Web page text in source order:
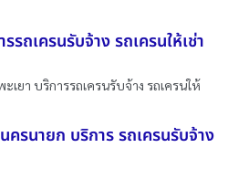
รถเครนรับจ้าง รถเครนให้เช่า
เยา บริการรถเครนรับจ้าง รถเครนให้
รนายก บริการ รถเครนรับจ้าง